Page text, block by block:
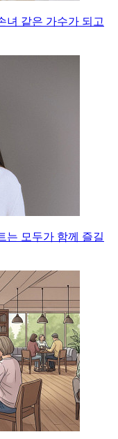
녀 같은 가수가 되고
는 모두가 함께 즐길